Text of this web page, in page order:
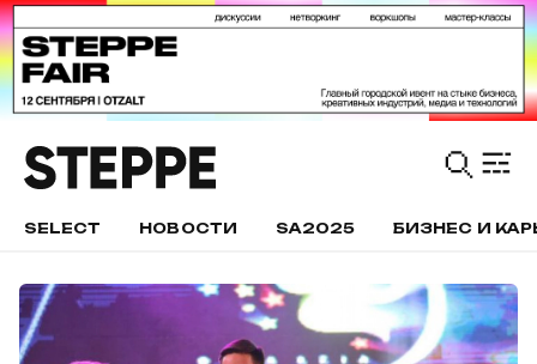
SELECT НОВОСТИ SA2025 БИЗНЕС И